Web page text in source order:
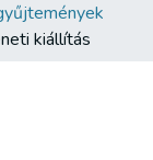
kiállítás